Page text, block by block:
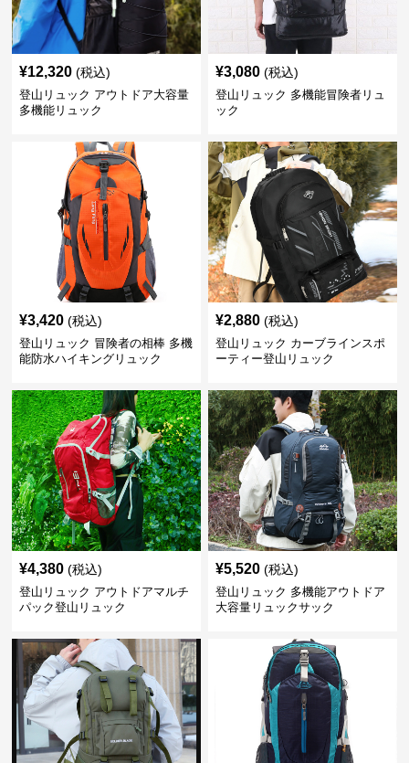
¥12,320 (税込)
登山リュック アウトドア大容量
多機能リュック
¥3,080 (税込)
登山リュック 多機能冒険者リュ
ック
¥3,420 (税込)
登山リュック 冒険者の相棒 多機
能防水ハイキングリュック
¥2,880 (税込)
登山リュック カーブラインスポ
ーティー登山リュック
¥4,380 (税込)
登山リュック アウトドアマルチ
パック登山リュック
¥5,520 (税込)
登山リュック 多機能アウトドア
大容量リュックサック